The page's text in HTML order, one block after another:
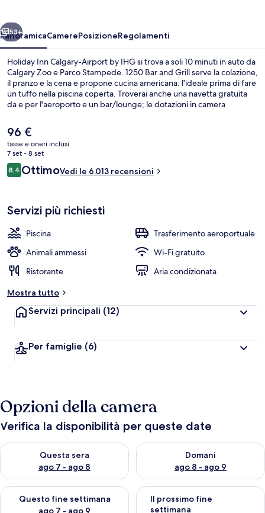
IHG
Avanti
53+
PanoramicaCamerePosizioneRegolamenti
Holiday Inn Calgary-Airport by IHG si trova a soli 10 minuti in auto da
Calgary Zoo e Parco Stampede. 1250 Bar and Grill serve la colazione,
il pranzo e la cena e propone cucina americana: l'ideale prima di fare
un tuffo nella piscina coperta. Troverai anche una navetta gratuita
da e per l'aeroporto e un bar/lounge; le dotazioni in camera
menzionano i letti comodi e il personale gentile.
Il
prezzo
attuale
è
96 €
96 €
tasse e oneri inclusi
7 set - 8 set
Recensioni
8,48,4 su 10
OttimoVedi le 6.013 recensioni
Servizi più richiesti
Piscina
Trasferimento aeroportuale
Animali ammessi
Wi-Fi gratuito
Ristorante
Aria condizionata
Mostra tutto
Servizi principali (12)
Per famiglie (6)
Opzioni della camera
Verifica la disponibilità per queste date
Questa sera
ago 7 - ago 8
Verifica la disponibilità per questa sera, ago 7 - ago 8
Domani
ago 8 - ago 9
Verifica la disponibilità per
Questo fine settimana
ago 7 - ago 9
Verifica la disponibilità per questo fine settimana, ago 7 - ago
Il prossimo fine
settimana
Verifica la disponibilità per il